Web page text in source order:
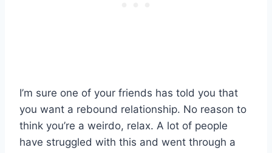
I’m sure one of your friends has told you that
you want a rebound relationship. No reason to
think you’re a weirdo, relax. A lot of people
have struggled with this and went through a